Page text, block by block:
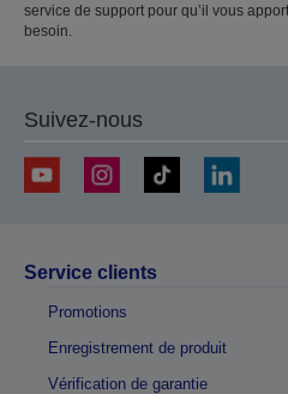
service de support pour qu’il vous
besoin.
Suivez-nous
Service clients
Promotions
Enregistrement de produit
Vérification de garantie